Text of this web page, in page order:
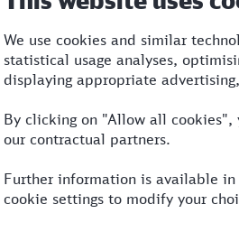
St-Charles
St-Charles